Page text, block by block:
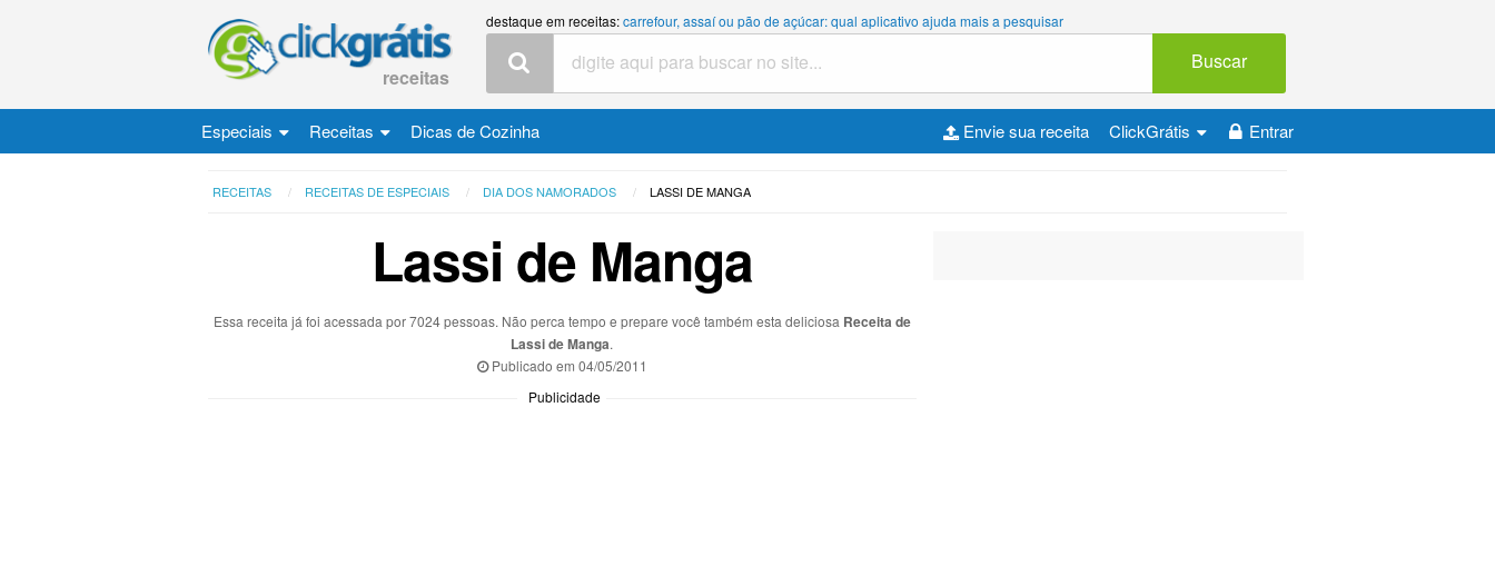
receitas
destaque em receitas:carrefour, assaí ou pão de açúcar: qual aplicativo ajuda mais a pesquisar
Buscar
Especiais Receitas Dicas de Cozinha Entrar
ClickGrátis
Envie sua receita
RECEITAS RECEITAS DE ESPECIAIS DIA DOS NAMORADOS LASSI DE MANGA
Lassi de Manga
Essa receita já foi acessada por 7024 pessoas. Não perca tempo e prepare você também esta deliciosa Receita de
Lassi de Manga.
Publicado em 04/05/2011
Publicidade